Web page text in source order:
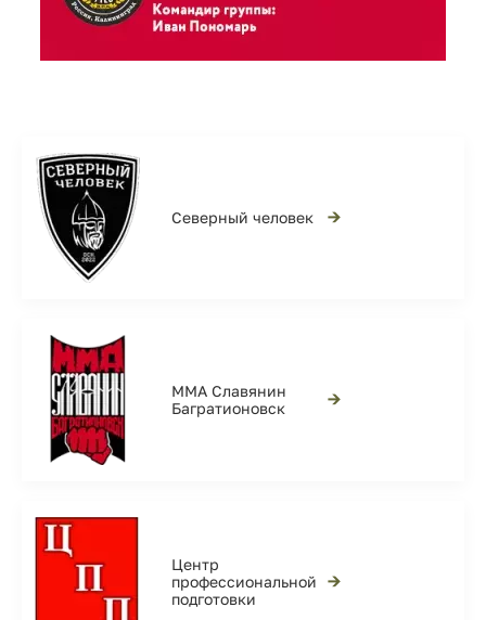
Северный человек →
ММА Славянин
Багратионовск
→
Центр
профессиональной
подготовки
→